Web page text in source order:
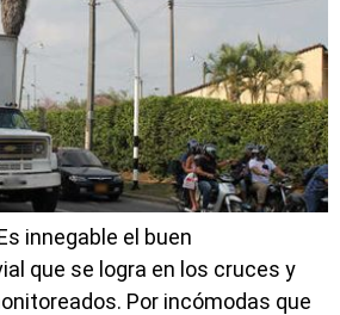
innegable el buen
que se logra en los cruces y
Por incómodas que